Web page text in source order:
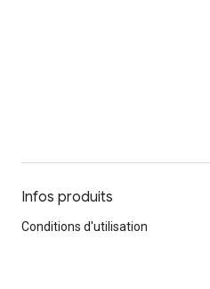
Infos produits
Conditions d'utilisation